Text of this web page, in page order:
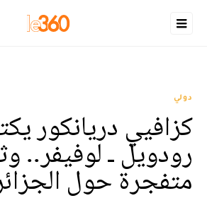
دولي
كزافيي دريانكور
رودويل ـ لوفيفر..
متفجرة حول الجزائر